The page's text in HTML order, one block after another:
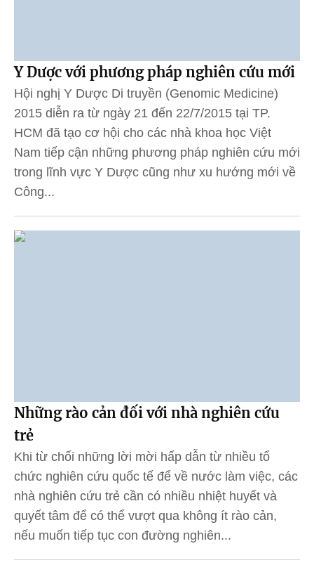
Y Dược với phương pháp nghiên cứu mới
Hội nghị Y Dược Di truyền (Genomic Medicine)
2015 diễn ra từ ngày 21 đến 22/7/2015 tại TP.
HCM đã tạo cơ hội cho các nhà khoa học Việt
Nam tiếp cận những phương pháp nghiên cứu mới
trong lĩnh vực Y Dược cũng như xu hướng mới về
Công...
Những rào cản đối với nhà nghiên cứu
trẻ
Khi từ chối những lời mời hấp dẫn từ nhiều tổ
chức nghiên cứu quốc tế để về nước làm việc, các
nhà nghiên cứu trẻ cần có nhiều nhiệt huyết và
quyết tâm để có thể vượt qua không ít rào cản,
nếu muốn tiếp tục con đường nghiên...